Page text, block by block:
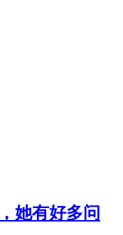
她有好多问